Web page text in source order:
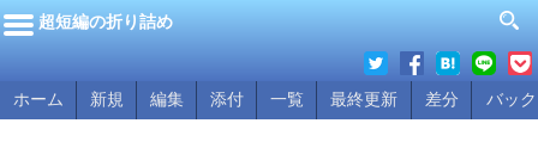
超短編の折り詰め
ホーム 新規 編集 添付 一覧 最終更新 差分 バッ